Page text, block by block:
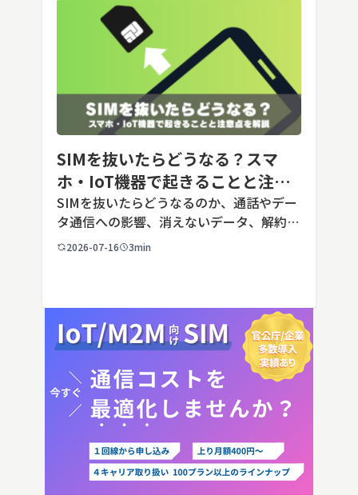
SIMを抜いたらどうなる？スマ
ホ・IoT機器で起きることと注意
点を解説
SIMを抜いたらどうなるのか、通話やデー
タ通信への影響、消えないデータ、解約や
端末譲渡時の注意点を整理。さらに法人・
2026-07-16 3min